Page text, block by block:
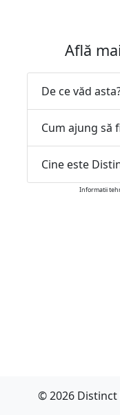
Află
De ce văd
Cum ajung să
Cine este
Informatii
© 2026